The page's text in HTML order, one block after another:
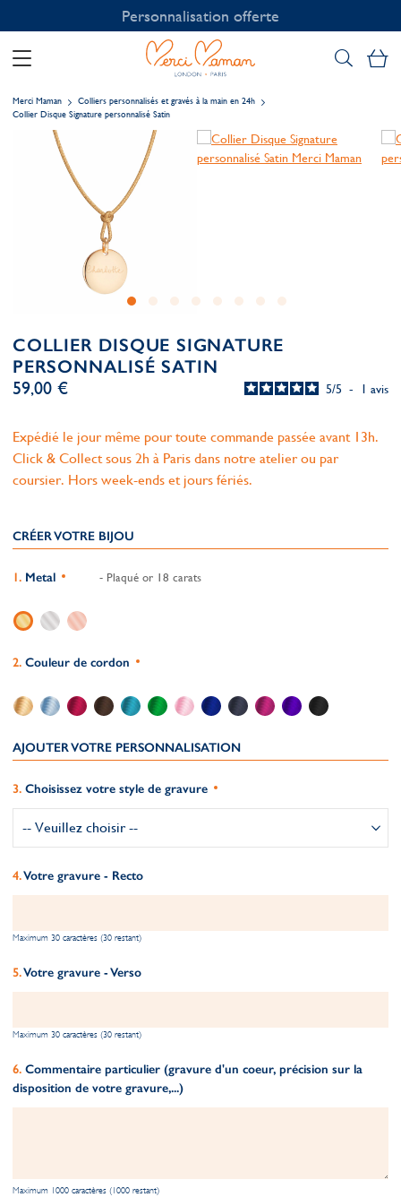
Personnalisation offerte
Merci Maman
Colliers personnalisés et gravés à la main en 24h
Collier Disque Signature personnalisé Satin
COLLIER DISQUE SIGNATURE
PERSONNALISÉ SATIN
5/5 - 1 avis
59,00 €
Expédié le jour même pour toute commande passée avant 13h.
Click & Collect sous 2h à Paris dans notre atelier ou par
coursier. Hors week-ends et jours fériés.
CRÉER VOTRE BIJOU
Metal - Plaqué or 18 carats
Couleur de cordon
AJOUTER VOTRE PERSONNALISATION
Choisissez votre style de gravure
Votre gravure - Recto
Maximum 30 caractères (30 restant)
Votre gravure - Verso
Maximum 30 caractères (30 restant)
Commentaire particulier (gravure d'un coeur, précision sur la
disposition de votre gravure,...)
Maximum 1000 caractères (1000 restant)